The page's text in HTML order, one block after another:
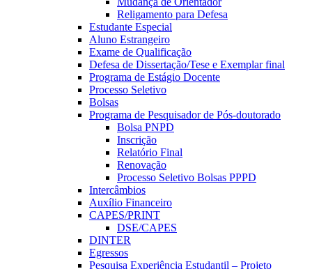
Religamento para Defesa
Estudante Especial
Aluno Estrangeiro
Exame de Qualificação
Defesa de Dissertação/Tese e Exemplar final
Programa de Estágio Docente
Processo Seletivo
Bolsas
Programa de Pesquisador de Pós-doutorado
Bolsa PNPD
Inscrição
Relatório Final
Renovação
Processo Seletivo Bolsas PPPD
Intercâmbios
Auxílio Financeiro
CAPES/PRINT
DSE/CAPES
DINTER
Egressos
Pesquisa Experiência Estudantil – Projeto